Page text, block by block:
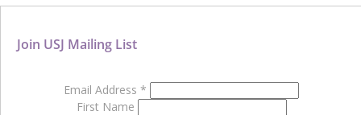
Join USJ Mailing List
Email Address *
First Name